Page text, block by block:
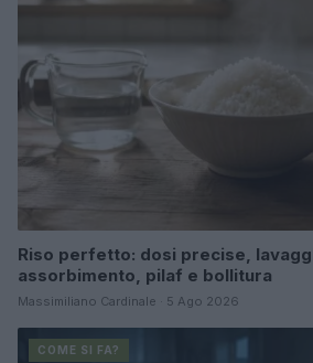
Riso perfetto: dosi precise,
assorbimento, pilaf e bollitura
Massimiliano Cardinale · 5 Ago 2026
COME SI FA?